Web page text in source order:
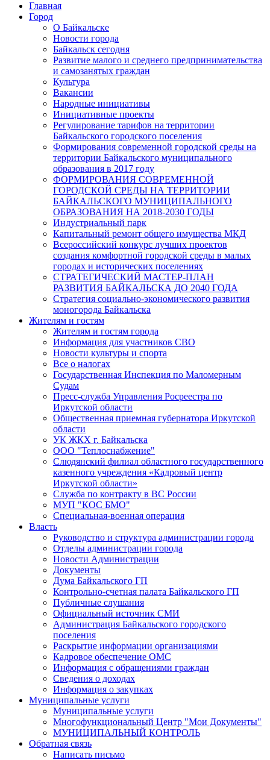
Главная
Город
О Байкальске
Новости города
Байкальск сегодня
Развитие малого и среднего предпринимательства
и самозанятых граждан
Культура
Вакансии
Народные инициативы
Инициативные проекты
Регулирование тарифов на территории
Байкальского городского поселения
Формирования современной городской среды на
территории Байкальского муниципального
образования в 2017 году
ФОРМИРОВАНИЯ СОВРЕМЕННОЙ
ГОРОДСКОЙ СРЕДЫ НА ТЕРРИТОРИИ
БАЙКАЛЬСКОГО МУНИЦИПАЛЬНОГО
ОБРАЗОВАНИЯ НА 2018-2030 ГОДЫ
Индустриальный парк
Капитальный ремонт общего имущества МКД
Всероссийский конкурс лучших проектов
создания комфортной городской среды в малых
городах и исторических поселениях
СТРАТЕГИЧЕСКИЙ МАСТЕР-ПЛАН
РАЗВИТИЯ БАЙКАЛЬСКА ДО 2040 ГОДА
Стратегия социально-экономического развития
моногорода Байкальска
Жителям и гостям
Жителям и гостям города
Информация для участников СВО
Новости культуры и спорта
Все о налогах
Государственная Инспекция по Маломерным
Судам
Пресс-служба Управления Росреестра по
Иркутской области
Общественная приемная губернатора Иркутской
области
УК ЖКХ г. Байкальска
ООО "Теплоснабжение"
Слюдянский филиал областного государственного
казенного учреждения «Кадровый центр
Иркутской области»
Служба по контракту в ВС России
МУП "КОС БМО"
Специальная-военная операция
Власть
Руководство и структура администрации города
Отделы администрации города
Новости Администрации
Документы
Дума Байкальского ГП
Контрольно-счетная палата Байкальского ГП
Публичные слушания
Официальный источник СМИ
Администрация Байкальского городского
поселения
Раскрытие информации организациями
Кадровое обеспечение ОМС
Информация с обращениями граждан
Сведения о доходах
Информация о закупках
Муниципальные услуги
Муниципальные услуги
Многофункциональный Центр "Мои Документы"
МУНИЦИПАЛЬНЫЙ КОНТРОЛЬ
Обратная связь
Написать письмо